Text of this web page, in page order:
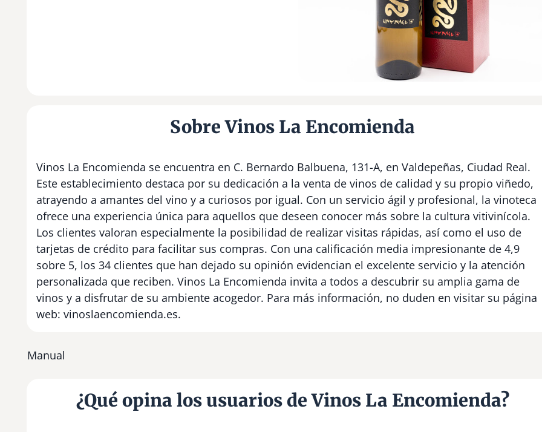
Sobre Vinos La Encomienda
Vinos La Encomienda se encuentra en C. Bernardo Balbuena, 131-A, en Valdepeñas, Ciudad Real.
Este establecimiento destaca por su dedicación a la venta de vinos de calidad y su propio viñedo,
atrayendo a amantes del vino y a curiosos por igual. Con un servicio ágil y profesional, la vinoteca
ofrece una experiencia única para aquellos que deseen conocer más sobre la cultura vitivinícola.
Los clientes valoran especialmente la posibilidad de realizar visitas rápidas, así como el uso de
tarjetas de crédito para facilitar sus compras. Con una calificación media impresionante de 4,9
sobre 5, los 34 clientes que han dejado su opinión evidencian el excelente servicio y la atención
personalizada que reciben. Vinos La Encomienda invita a todos a descubrir su amplia gama de
vinos y a disfrutar de su ambiente acogedor. Para más información, no duden en visitar su página
web: vinoslaencomienda.es.
Manual
¿Qué opina los usuarios de Vinos La Encomienda?